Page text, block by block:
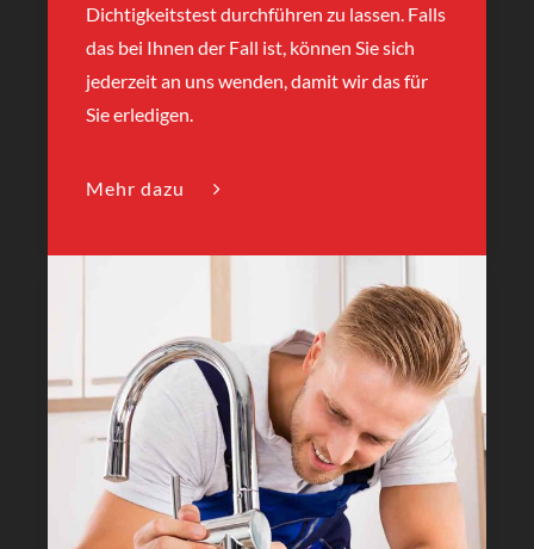
Dichtigkeitstest durchführen zu lassen. Falls
das bei Ihnen der Fall ist, können Sie sich
jederzeit an uns wenden, damit wir das für
Sie erledigen.
Mehr dazu